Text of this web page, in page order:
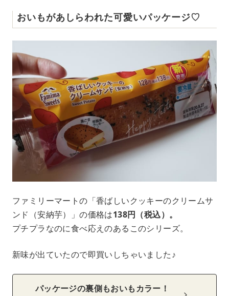
おいもがあしらわれた可愛いパッケージ♡
ファミリーマートの「香ばしいクッキーのクリームサ
ンド（安納芋）」の価格は138円（税込）。
プチプラなのに食べ応えのあるこのシリーズ。
新味が出ていたので即買いしちゃいました♪
パッケージの裏側もおいもカラー！